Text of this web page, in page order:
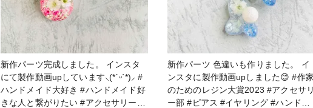
新作パーツ完成しました。 インスタ
にて製作動画upしています⸜(*ˊᵕˋ*)⸝‬ #
ハンドメイド大好き #ハンドメイド好
きな人と繋がりたい #アクセサリー作
新作パーツ 色違いも作りました。 イ
ンスタに製作動画upしました😊 #作家
のためのレジン大賞2023 #アクセサリ
ー部 #ピアス #イヤリング #ハンドメ